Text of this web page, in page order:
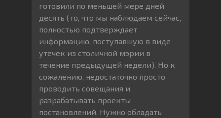
готовили по меньшей мере дней
десять (то, что мы наблюдаем сейчас,
полностью подтверждает
информацию, поступавшую в виде
утечек из столичной мэрии в
течение предыдущей недели). Но к
сожалению, недостаточно просто
проводить совещания и
разрабатывать проекты
постановлений. Нужно обладать